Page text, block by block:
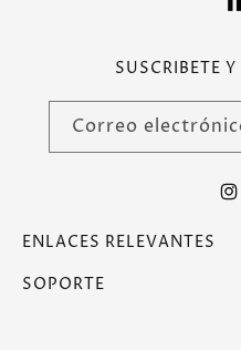
SUSCRIBETE
Correo
ENLACES RELEVANTES
SOPORTE